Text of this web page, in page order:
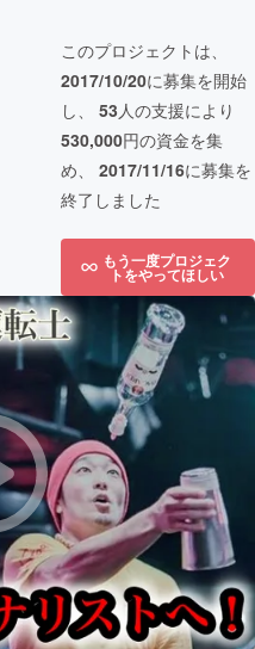
このプロジェクトは、
2017/10/20に募集を開始
し、 53人の支援により
530,000円の資金を集
め、 2017/11/16に募集を
終了しました
もう一度プロジェク
トをやってほしい